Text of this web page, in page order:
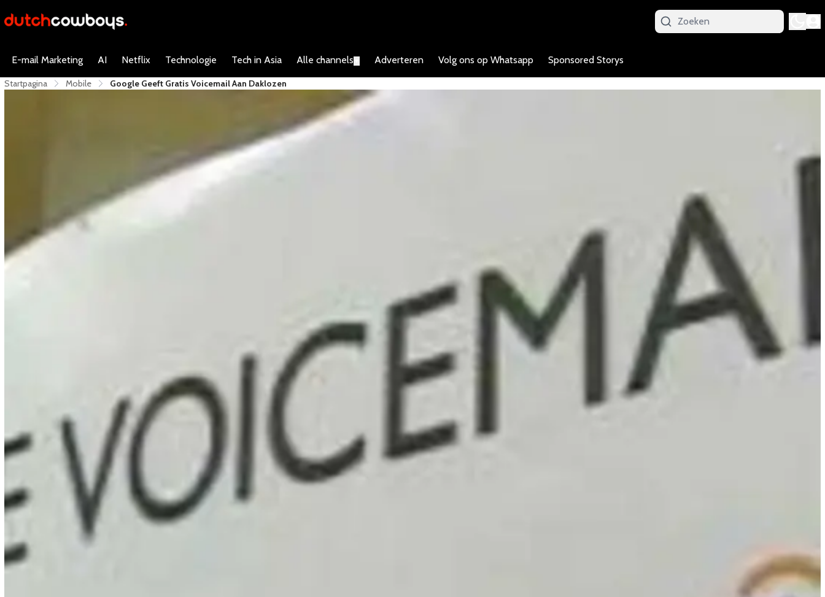
E-mail Marketing AI Netflix Technologie Tech in Asia Alle channels Adverteren Volg ons op Whatsapp Sponsored Storys
Startpagina Mobile Google Geeft Gratis Voicemail Aan Daklozen